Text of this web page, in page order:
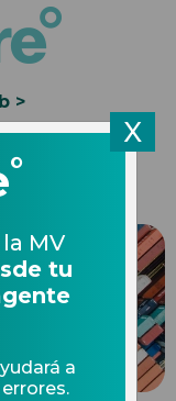
>
X
°
la MV
tu
a